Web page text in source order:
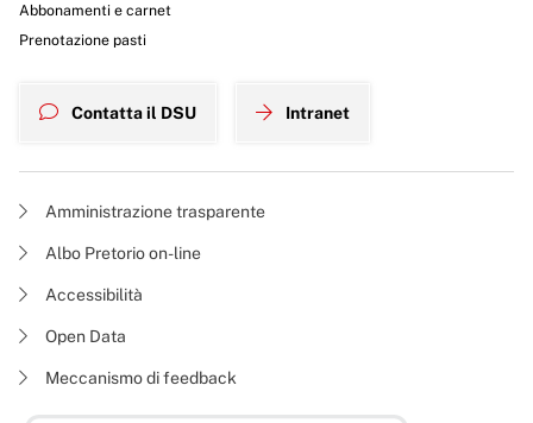
Abbonamenti e carnet
Prenotazione pasti
Contatta il DSU Intranet
Amministrazione trasparente
Albo Pretorio on-line
Accessibilità
Open Data
Meccanismo di feedback